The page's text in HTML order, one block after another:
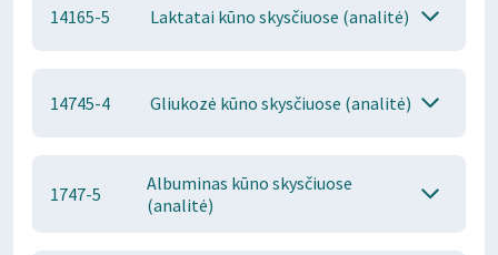
14165-5 Laktatai kūno skysčiuose (analitė)
14745-4 Gliukozė kūno skysčiuose (analitė)
1747-5
Albuminas kūno skysčiuose
(analitė)